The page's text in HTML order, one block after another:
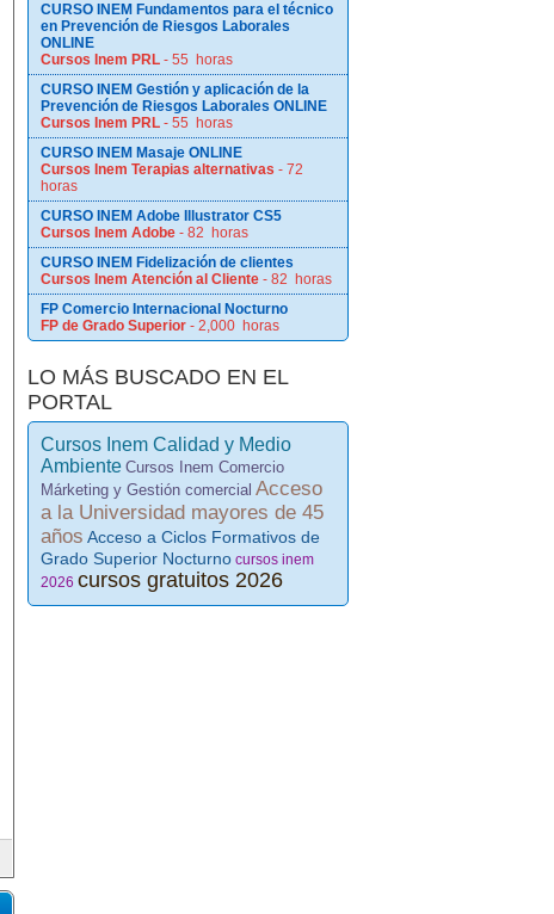
CURSO INEM Fundamentos para el técnico
en Prevención de Riesgos Laborales
ONLINE
Cursos Inem PRL - 55 horas
CURSO INEM Gestión y aplicación de la
Prevención de Riesgos Laborales ONLINE
Cursos Inem PRL - 55 horas
CURSO INEM Masaje ONLINE
Cursos Inem Terapias alternativas - 72
horas
CURSO INEM Adobe Illustrator CS5
Cursos Inem Adobe - 82 horas
CURSO INEM Fidelización de clientes
Cursos Inem Atención al Cliente - 82 horas
FP Comercio Internacional Nocturno
FP de Grado Superior - 2,000 horas
LO MÁS BUSCADO EN EL
PORTAL
Cursos Inem Calidad y Medio
Ambiente Cursos Inem Comercio
Márketing y Gestión comercial Acceso
a la Universidad mayores de 45
años Acceso a Ciclos Formativos de
Grado Superior Nocturno cursos inem
2026 cursos gratuitos 2026